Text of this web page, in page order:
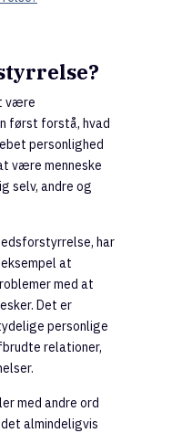
være
først forstå, hvad
personlighed
være menneske
selv, andre og
har
at
med at
Det er
personlige
relationer,
med andre ord
almindeligvis